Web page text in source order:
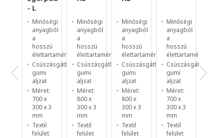
- L
Minőségi
anyagból
a
hosszú
élettartamért
Csúszásgátló
gumi
aljzat
Méret:
700 x
300 x 3
mm
Textil
felület
Minőségi
anyagból
a
hosszú
élettartamért
Csúszásgátló
gumi
aljzat
Méret:
800 x
300 x 3
mm
Textil
felület
Minőségi
anyagból
a
hosszú
élettartamért
Csúszásgátló
gumi
aljzat
Méret:
800 x
300 x 3
mm
Textil
felület
Minőségi
anyagból
a
hosszú
élettartamért
Csúszásgátló
gumi
aljzat
Méret:
700 x
300 x 3
mm
Textil
felület